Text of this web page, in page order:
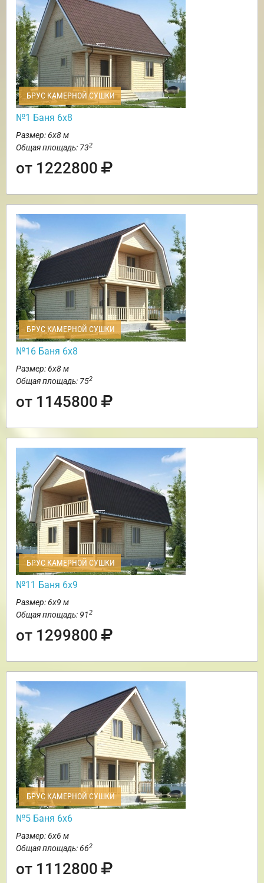
БРУС КАМЕРНОЙ СУШКИ
№1 Баня 6х8
Размер: 6х8 м
Общая площадь: 732
от 1222800
БРУС КАМЕРНОЙ СУШКИ
№16 Баня 6х8
Размер: 6х8 м
Общая площадь: 752
от 1145800
БРУС КАМЕРНОЙ СУШКИ
№11 Баня 6х9
Размер: 6х9 м
Общая площадь: 912
от 1299800
БРУС КАМЕРНОЙ СУШКИ
№5 Баня 6х6
Размер: 6х6 м
Общая площадь: 662
от 1112800